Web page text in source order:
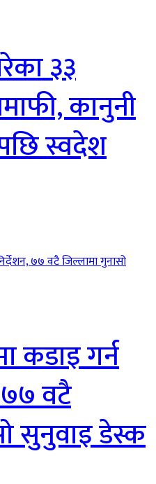
३३
कानुनी
स्वदेश
कडाइ गर्न
वटै
सुनुवाइ डेस्क